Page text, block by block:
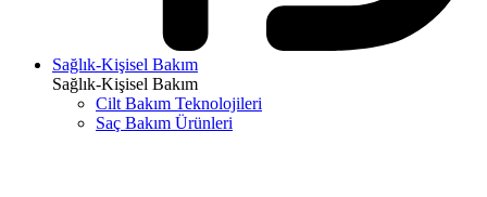
Sağlık-Kişisel Bakım
Sağlık-Kişisel Bakım
Cilt Bakım Teknolojileri
Saç Bakım Ürünleri